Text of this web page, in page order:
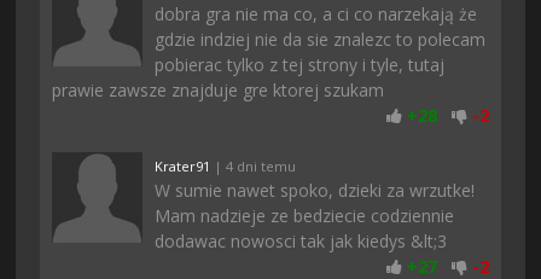
dobra gra nie ma co, a ci co narzekają że
gdzie indziej nie da sie znalezc to polecam
pobierac tylko z tej strony i tyle, tutaj
prawie zawsze znajduje gre ktorej szukam
+28 -2
Krater91 | 4 dni temu
W sumie nawet spoko, dzieki za wrzutke!
Mam nadzieje ze bedziecie codziennie
dodawac nowosci tak jak kiedys &lt;3
+27 -2